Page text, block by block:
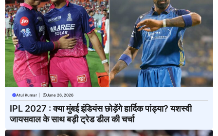
Atul Kumar June 26, 2026
IPL 2027 : क्या मुंबई इंडियंस छोड़ेंगे हार्दिक पांड्या? यशस्वी
जायसवाल के साथ बड़ी ट्रेड डील की चर्चा